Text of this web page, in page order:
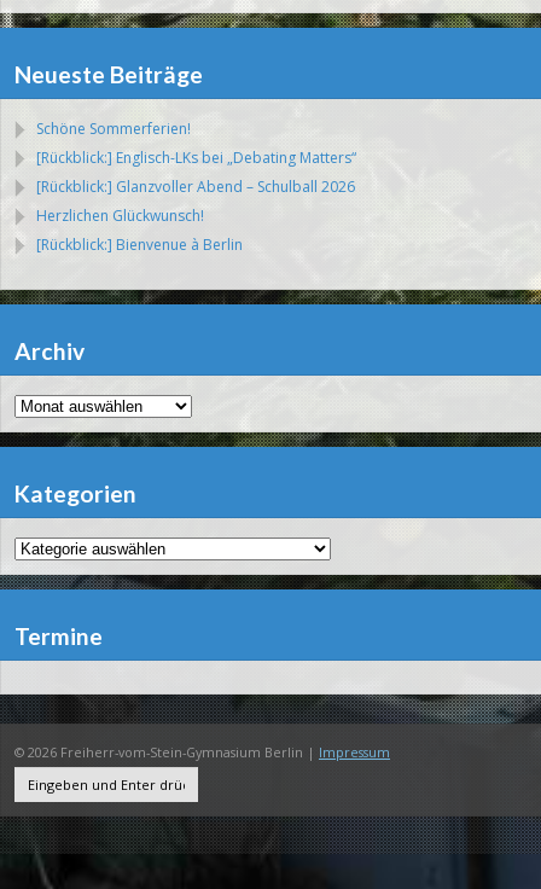
Neueste Beiträge
Schöne Sommerferien!
[Rückblick:] Englisch-LKs bei „Debating Matters“
[Rückblick:] Glanzvoller Abend – Schulball 2026
Herzlichen Glückwunsch!
[Rückblick:] Bienvenue à Berlin
Archiv
Archiv
Kategorien
Kategorien
Termine
© 2026 Freiherr-vom-Stein-Gymnasium Berlin | Impressum